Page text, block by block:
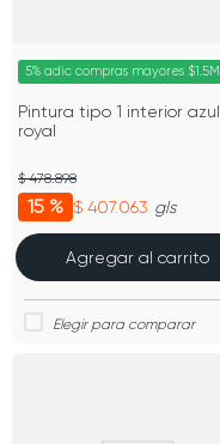
5% adic compras mayores $1.5M
Pintura tipo 1 interior azul
royal
15 % $ 407.063
$ 478.898
gls
Agregar al carrito